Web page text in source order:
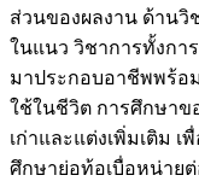
ส่วนของผลงาน ด้านวิ
ในแนว วิชาการทั้งกา
มาประกอบอาชีพพร้อ
ใช้ในชีวิต การศึกษาข
เก่าและแต่งเพิ่มเติม
ศึกษาย่อท้อเบื่อหน่าย